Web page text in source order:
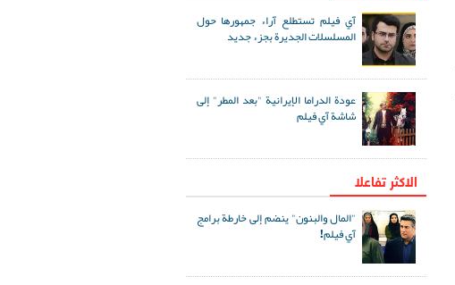
آي فيلم تستطلع آراء جمهورها حول
المسلسلات الجديرة بجزء جديد
عودة الدراما الإيرانية "بعد المطر" إلى
شاشة آي فيلم
الاکثر تفاعلا
"المال والبنون" ينضم إلى خارطة برامج
آي فيلم!